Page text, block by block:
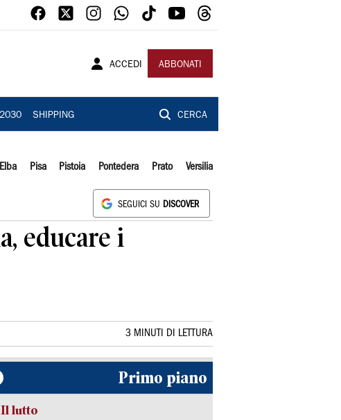
ACCEDI ABBONATI
SHIPPING CERCA
Pisa Pistoia Pontedera Prato Versilia
SEGUICI SU DISCOVER
educare i
3 MINUTI DI LETTURA
Primo piano
Il lutto